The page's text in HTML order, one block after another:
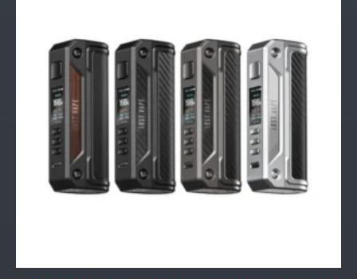
options
peuvent
choisies
produit